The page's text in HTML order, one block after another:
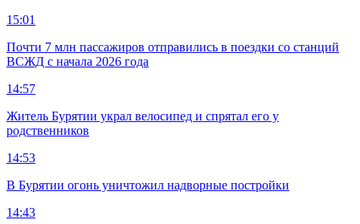
15:01
Почти 7 млн пассажиров отправились в поездки со станций
ВСЖД с начала 2026 года
14:57
Житель Бурятии украл велосипед и спрятал его у
родственников
14:53
В Бурятии огонь уничтожил надворные постройки
14:43